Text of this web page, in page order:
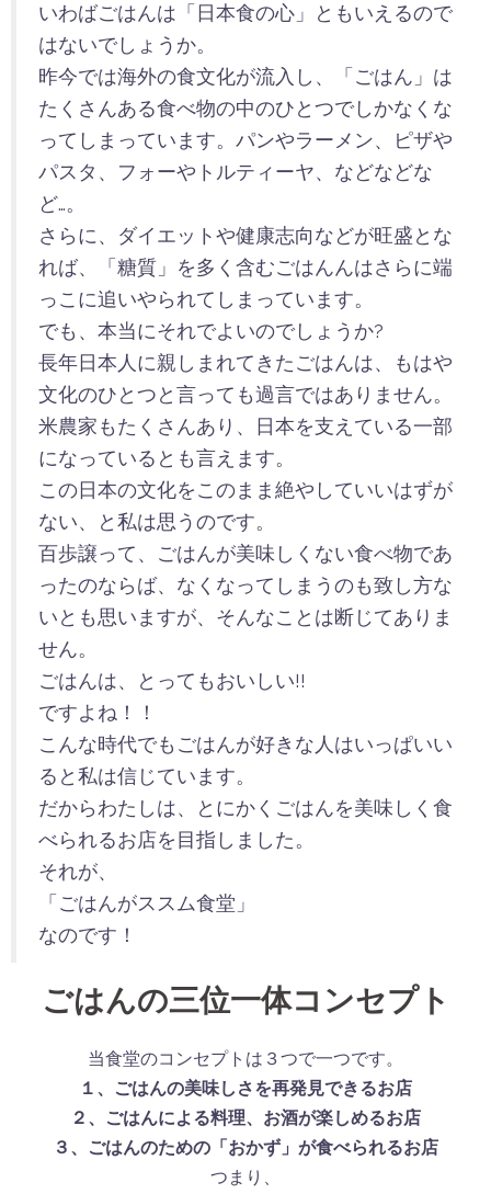
いわばごはんは「日本食の心」ともいえるので
はないでしょうか。
昨今では海外の食文化が流入し、「ごはん」は
たくさんある食べ物の中のひとつでしかなくな
ってしまっています。パンやラーメン、ピザや
パスタ、フォーやトルティーヤ、などなどな
ど…。
さらに、ダイエットや健康志向などが旺盛とな
れば、「糖質」を多く含むごはんんはさらに端
っこに追いやられてしまっています。
でも、本当にそれでよいのでしょうか?
長年日本人に親しまれてきたごはんは、もはや
文化のひとつと言っても過言ではありません。
米農家もたくさんあり、日本を支えている一部
になっているとも言えます。
この日本の文化をこのまま絶やしていいはずが
ない、と私は思うのです。
百歩譲って、ごはんが美味しくない食べ物であ
ったのならば、なくなってしまうのも致し方な
いとも思いますが、そんなことは断じてありま
せん。
ごはんは、とってもおいしい!!
ですよね！！
こんな時代でもごはんが好きな人はいっぱいい
ると私は信じています。
だからわたしは、とにかくごはんを美味しく食
べられるお店を目指しました。
それが、
「ごはんがススム食堂」
なのです！
ごはんの三位一体コンセプト
当食堂のコンセプトは３つで一つです。
１、ごはんの美味しさを再発見できるお店
２、ごはんによる料理、お酒が楽しめるお店
３、ごはんのための「おかず」が食べられるお店
つまり、